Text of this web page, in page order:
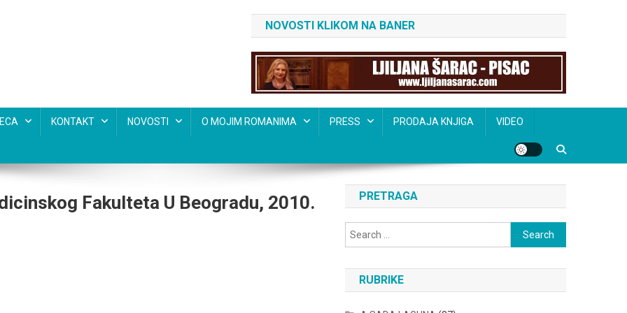
NOVOSTI KLIKOM NA BANER
KONTAKT NOVOSTI O MOJIM ROMANIMA PRESS PRODAJA KNJIGA VIDEO
Fakulteta U Beogradu, 2010. PRETRAGA
Search
for:
RUBRIKE